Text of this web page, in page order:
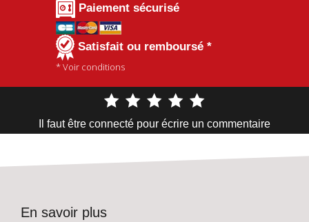
Paiement sécurisé
Satisfait ou remboursé *
* Voir conditions
Il faut être connecté pour écrire un commentaire
En savoir plus